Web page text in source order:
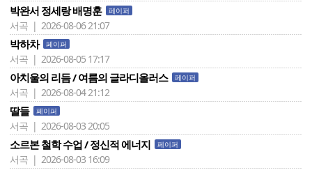
박완서 정세랑 배명훈 페이퍼
서곡 | 2026-08-06 21:07
박하차 페이퍼
서곡 | 2026-08-05 17:17
아치울의 리듬 / 여름의 글라디올러스 페이퍼
서곡 | 2026-08-04 21:12
딸들 페이퍼
서곡 | 2026-08-03 20:05
소르본 철학 수업 / 정신적 에너지 페이퍼
서곡 | 2026-08-03 16:09